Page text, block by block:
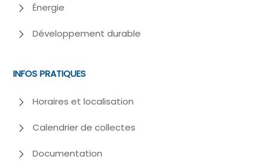
Énergie
Développement durable
INFOS PRATIQUES
Horaires et localisation
Calendrier de collectes
Documentation